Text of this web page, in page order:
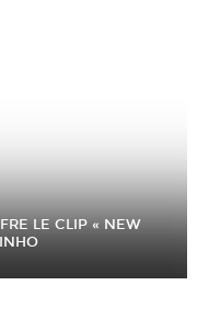
LE CLIP « NEW